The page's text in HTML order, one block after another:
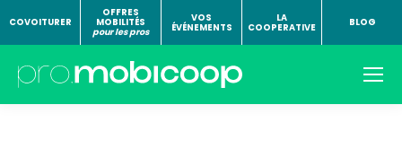
COVOITURER
OFFRES
MOBILITÉS
pour les pros
VOS
ÉVÉNEMENTS
LA
COOPERATIVE
BLOG